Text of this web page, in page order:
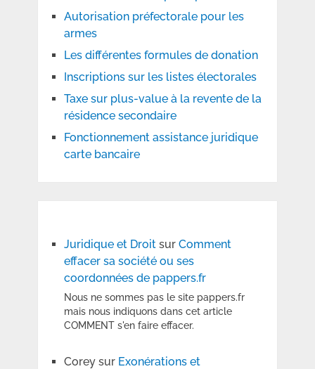
Autorisation préfectorale pour les
armes
Les différentes formules de donation
Inscriptions sur les listes électorales
Taxe sur plus-value à la revente de la
résidence secondaire
Fonctionnement assistance juridique
carte bancaire
Juridique et Droitsur Comment
effacer sa société ou ses
coordonnées de pappers.fr
Nous ne sommes pas le site pappers.fr
mais nous indiquons dans cet article
COMMENT s'en faire effacer.
Coreysur Exonérations et